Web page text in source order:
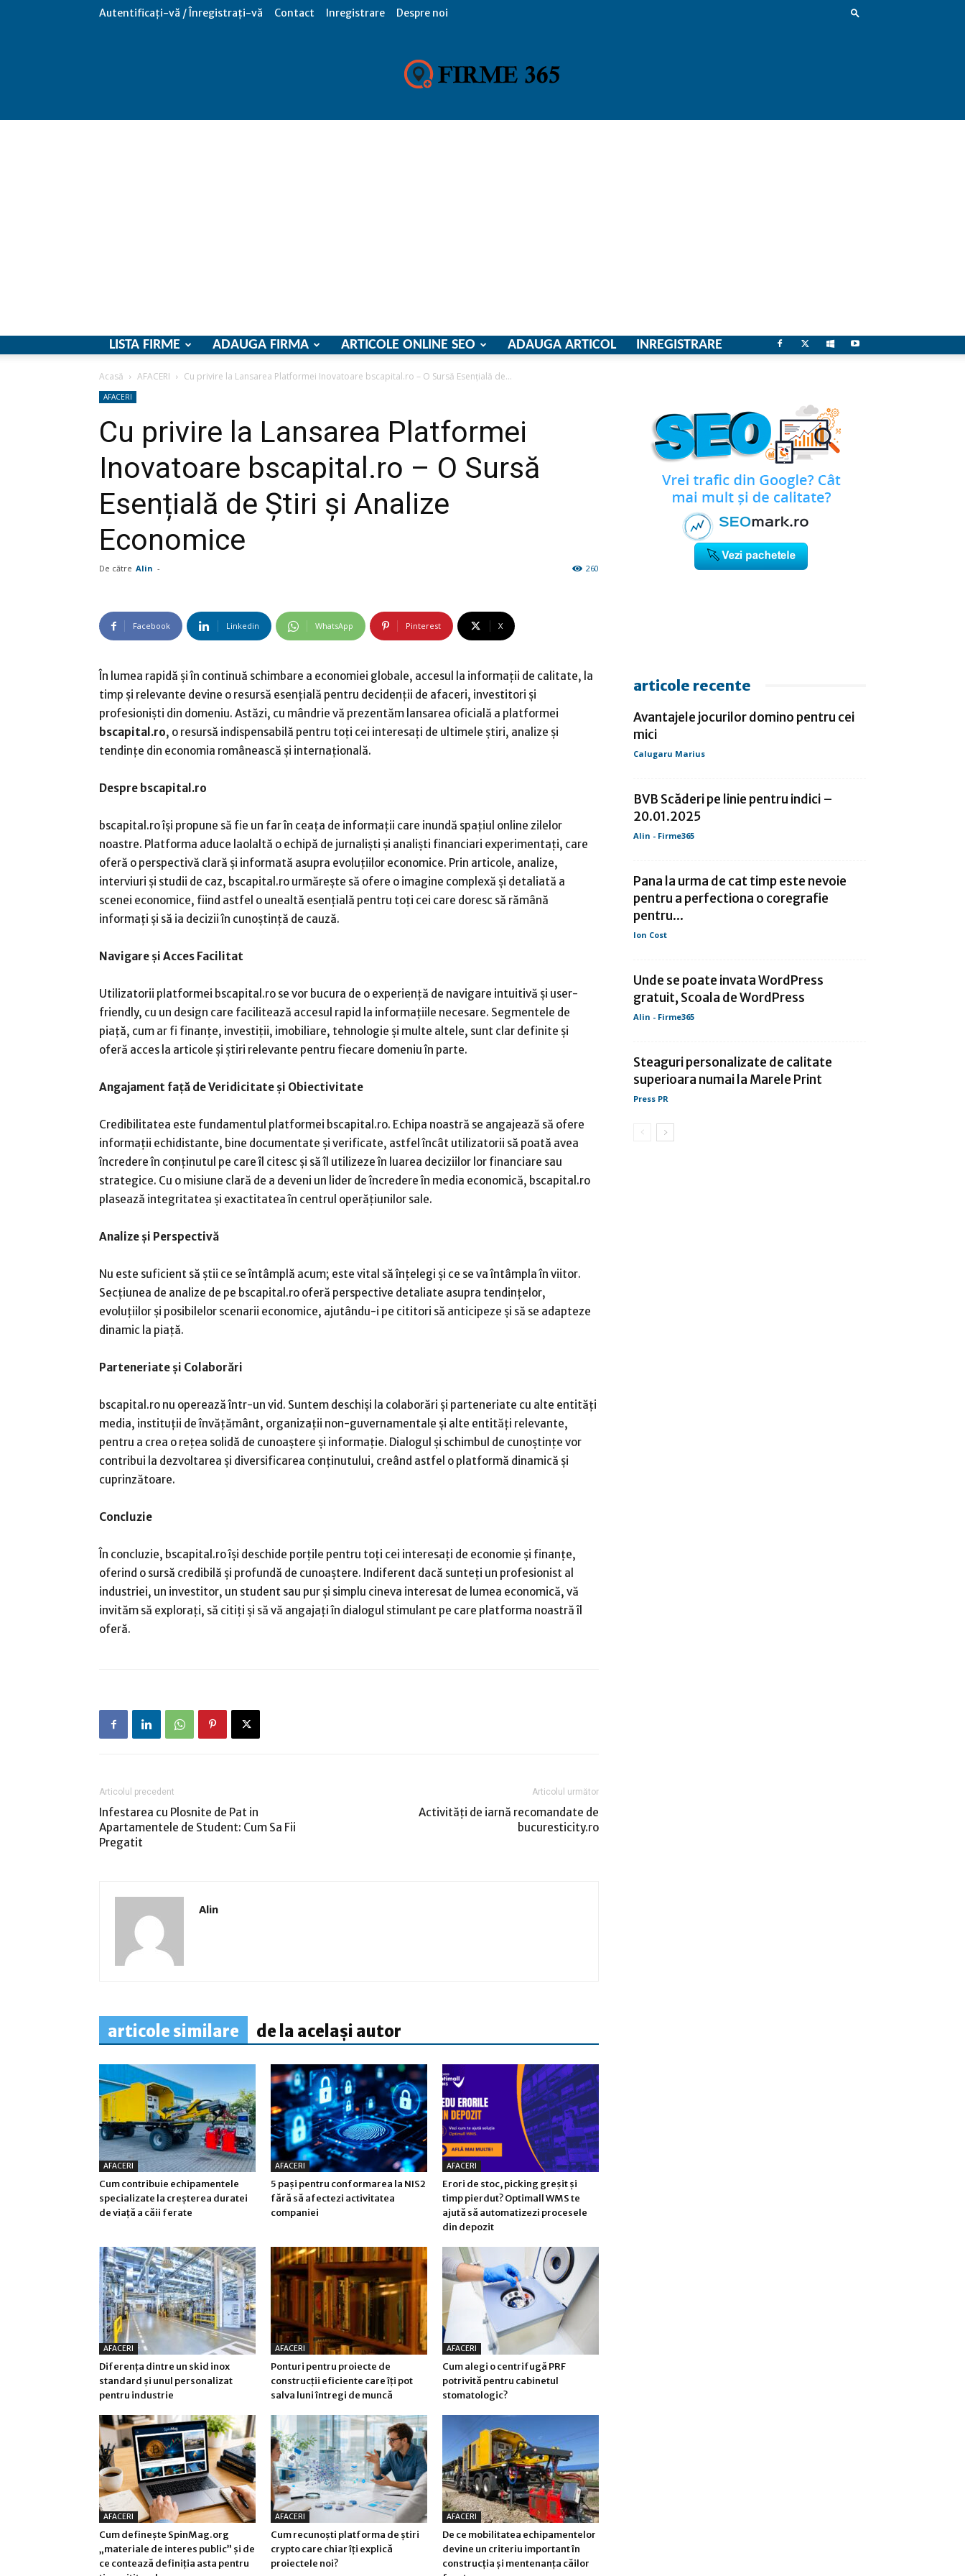
Autentificați-vă / Înregistrați-vă Contact Inregistrare Despre noi
de
LISTA FIRME ADAUGA FIRMA ARTICOLE ONLINE SEO ADAUGA ARTICOL INREGISTRARE
Acasă AFACERI Cu privire la Lansarea Platformei Inovatoare bscapital.ro – O Sursă Esențială de...
AFACERI
Cu privire la Lansarea Platformei
Inovatoare bscapital.ro – O Sursă
Esențială de Știri și Analize
Economice
De către Alin - 260
Facebook Linkedin WhatsApp Pinterest X
În lumea rapidă și în continuă schimbare a economiei globale, accesul la informații de calitate, la
timp și relevante devine o resursă esențială pentru decidenții de afaceri, investitori și
profesioniști din domeniu. Astăzi, cu mândrie vă prezentăm lansarea oficială a platformei
bscapital.ro, o resursă indispensabilă pentru toți cei interesați de ultimele știri, analize și
tendințe din economia românească și internațională.
Despre bscapital.ro
bscapital.ro își propune să fie un far în ceața de informații care inundă spațiul online zilelor
noastre. Platforma aduce laolaltă o echipă de jurnaliști și analiști financiari experimentați, care
oferă o perspectivă clară și informată asupra evoluțiilor economice. Prin articole, analize,
interviuri și studii de caz, bscapital.ro urmărește să ofere o imagine complexă și detaliată a
scenei economice, fiind astfel o unealtă esențială pentru toți cei care doresc să rămână
informați și să ia decizii în cunoștință de cauză.
Navigare și Acces Facilitat
Utilizatorii platformei bscapital.ro se vor bucura de o experiență de navigare intuitivă și user-
friendly, cu un design care facilitează accesul rapid la informațiile necesare. Segmentele de
piață, cum ar fi finanțe, investiții, imobiliare, tehnologie și multe altele, sunt clar definite și
oferă acces la articole și știri relevante pentru fiecare domeniu în parte.
Angajament față de Veridicitate și Obiectivitate
Credibilitatea este fundamentul platformei bscapital.ro. Echipa noastră se angajează să ofere
informații echidistante, bine documentate și verificate, astfel încât utilizatorii să poată avea
încredere în conținutul pe care îl citesc și să îl utilizeze în luarea deciziilor lor financiare sau
strategice. Cu o misiune clară de a deveni un lider de încredere în media economică, bscapital.ro
plasează integritatea și exactitatea în centrul operățiunilor sale.
Analize și Perspectivă
Nu este suficient să știi ce se întâmplă acum; este vital să înțelegi și ce se va întâmpla în viitor.
Secțiunea de analize de pe bscapital.ro oferă perspective detaliate asupra tendințelor,
evoluțiilor și posibilelor scenarii economice, ajutându-i pe cititori să anticipeze și să se adapteze
dinamic la piață.
Parteneriate și Colaborări
bscapital.ro nu operează într-un vid. Suntem deschiși la colaborări și parteneriate cu alte entități
media, instituții de învățământ, organizații non-guvernamentale și alte entități relevante,
pentru a crea o rețea solidă de cunoaștere și informație. Dialogul și schimbul de cunoștințe vor
contribui la dezvoltarea și diversificarea conținutului, creând astfel o platformă dinamică și
cuprinzătoare.
Concluzie
În concluzie, bscapital.ro își deschide porțile pentru toți cei interesați de economie și finanțe,
oferind o sursă credibilă și profundă de cunoaștere. Indiferent dacă sunteți un profesionist al
industriei, un investitor, un student sau pur și simplu cineva interesat de lumea economică, vă
invităm să explorați, să citiți și să vă angajați în dialogul stimulant pe care platforma noastră îl
oferă.
Articolul precedent
Infestarea cu Plosnite de Pat in
Apartamentele de Student: Cum Sa Fii
Pregatit
Articolul următor
Activități de iarnă recomandate de
bucuresticity.ro
Alin
articole similare de la același autor
AFACERI
Cum contribuie echipamentele
specializate la creșterea duratei
de viață a căii ferate
AFACERI
5 pași pentru conformarea la NIS2
fără să afectezi activitatea
companiei
AFACERI
Erori de stoc, picking greșit și
timp pierdut? Optimall WMS te
ajută să automatizezi procesele
din depozit
AFACERI
Diferența dintre un skid inox
standard și unul personalizat
pentru industrie
AFACERI
Ponturi pentru proiecte de
construcții eficiente care îți pot
salva luni întregi de muncă
AFACERI
Cum alegi o centrifugă PRF
potrivită pentru cabinetul
stomatologic?
AFACERI
Cum definește SpinMag.org
„materiale de interes public” și de
ce contează definiția asta pentru
AFACERI
Cum recunoști platforma de știri
crypto care chiar îți explică
proiectele noi?
AFACERI
De ce mobilitatea echipamentelor
devine un criteriu important în
construcția și mentenanța căilor
articole recente
Avantajele jocurilor domino pentru cei
mici
Calugaru Marius
BVB Scăderi pe linie pentru indici –
20.01.2025
Alin - Firme365
Pana la urma de cat timp este nevoie
pentru a perfectiona o coregrafie
pentru...
Ion Cost
Unde se poate invata WordPress
gratuit, Scoala de WordPress
Alin - Firme365
Steaguri personalizate de calitate
superioara numai la Marele Print
Press PR